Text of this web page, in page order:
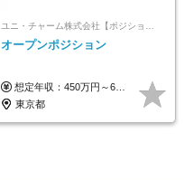
オープンポジション
想定年収：450万円～650万円 ※経験・能力を考慮の上、規定により優遇いたします ※試用期間6ヵ月（その間の給与・待遇に変動はありません）
東京都